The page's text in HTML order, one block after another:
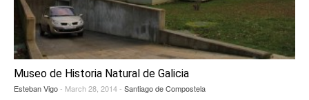
Museo de Historia Natural de Galicia
Esteban Vigo- March 28, 2014 - Santiago de Compostela